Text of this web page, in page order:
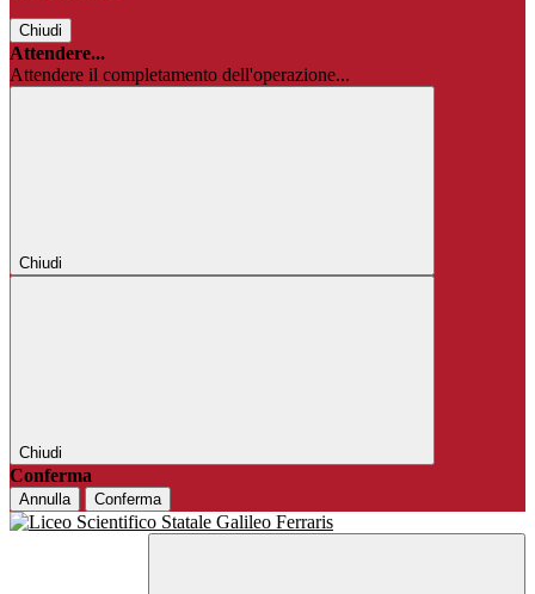
Chiudi
Attendere...
Attendere il completamento dell'operazione...
Chiudi
Chiudi
Conferma
Annulla Conferma